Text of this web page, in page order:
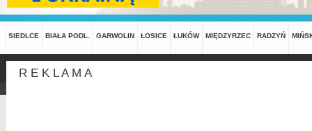
SIEDLCE BIAŁA PODL. GARWOLIN ŁOSICE ŁUKÓW MIĘDZYRZEC RADZYŃ
R E K L A M A